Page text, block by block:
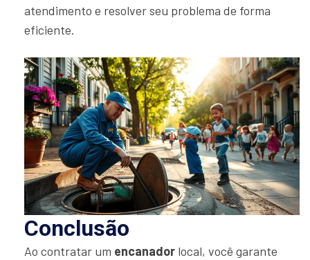
atendimento e resolver seu problema de forma
eficiente.
Conclusão
Ao contratar um encanador local, você garante